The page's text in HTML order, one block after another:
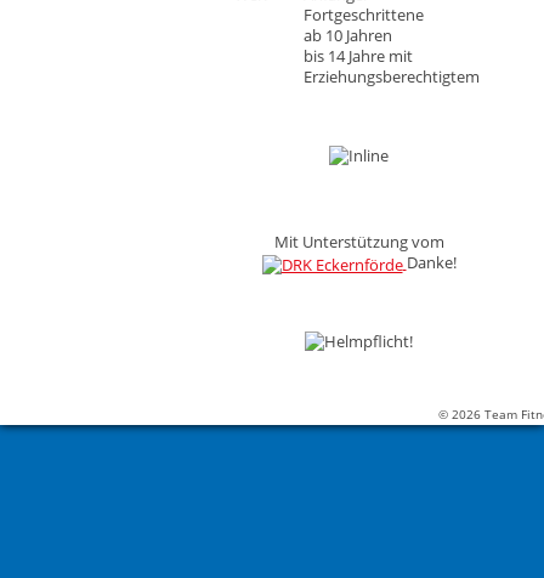
Fortgeschrittene
ab 10 Jahren
bis 14 Jahre mit
Erziehungsberechtigtem
Mit Unterstützung vom
Danke!
© 2026 Team